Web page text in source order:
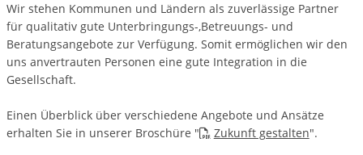
Wir stehen Kommunen und Ländern als zuverlässige Partner
für qualitativ gute Unterbringungs-,Betreuungs- und
Beratungsangebote zur Verfügung. Somit ermöglichen wir den
uns anvertrauten Personen eine gute Integration in die
Gesellschaft.
Einen Überblick über verschiedene Angebote und Ansätze
erhalten Sie in unserer Broschüre "
Zukunft gestalten".